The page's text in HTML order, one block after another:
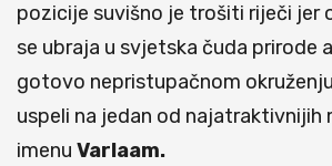
pozicije suvišno je trošiti riječi jer
se ubraja u svjetska čuda prirode
gotovo nepristupačnom
uspeli na jedan od najatraktivnijih
imenu Varlaam.